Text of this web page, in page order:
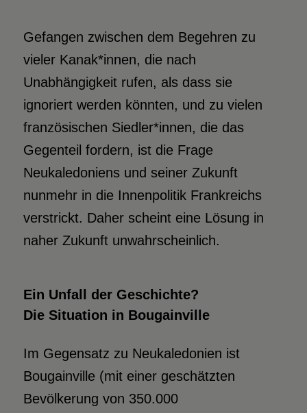
Gefangen zwischen dem Begehren zu
vieler Kanak*innen, die nach
Unabhängigkeit rufen, als dass sie
ignoriert werden könnten, und zu vielen
französischen Siedler*innen, die das
Gegenteil fordern, ist die Frage
Neukaledoniens und seiner Zukunft
nunmehr in die Innenpolitik Frankreichs
verstrickt. Daher scheint eine Lösung in
naher Zukunft unwahrscheinlich.
Ein Unfall der Geschichte?
Die Situation in Bougainville
Im Gegensatz zu Neukaledonien ist
Bougainville (mit einer geschätzten
Bevölkerung von 350.000